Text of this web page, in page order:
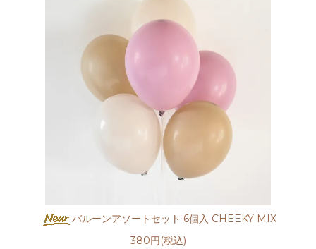
バルーンアソートセット 6個入 CHEEKY MIX
380円(税込)